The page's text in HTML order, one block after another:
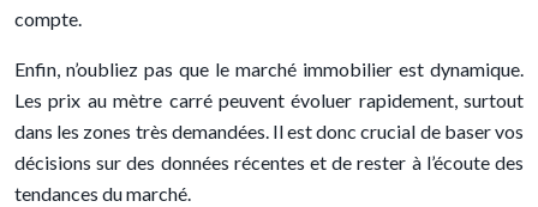
compte.
Enfin, n’oubliez pas que le marché immobilier est dynamique.
Les prix au mètre carré peuvent évoluer rapidement, surtout
dans les zones très demandées. Il est donc crucial de baser vos
décisions sur des données récentes et de rester à l’écoute des
tendances du marché.